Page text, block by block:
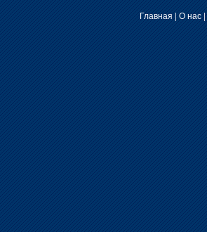
Главная | О нас|